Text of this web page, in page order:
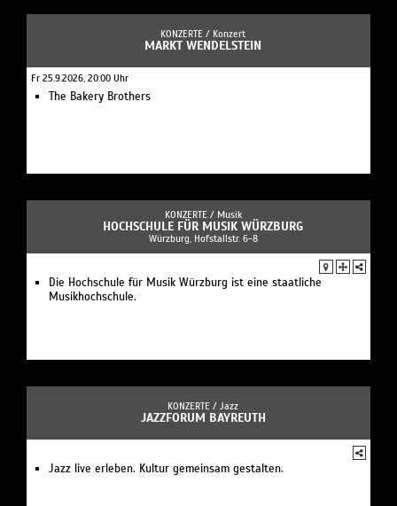
KONZERTE / Konzert
MARKT WENDELSTEIN
Fr 25.9.2026, 20:00 Uhr
The Bakery Brothers
KONZERTE / Musik
HOCHSCHULE FÜR MUSIK WÜRZBURG
Würzburg, Hofstallstr. 6-8
Die Hochschule für Musik Würzburg ist eine staatliche
Musikhochschule.
KONZERTE / Jazz
JAZZFORUM BAYREUTH
Jazz live erleben. Kultur gemeinsam gestalten.